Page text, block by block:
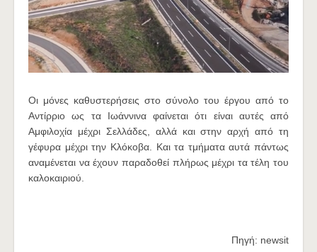
Οι μόνες καθυστερήσεις στο σύνολο του έργου από το
Αντίρριο ως τα Ιωάννινα φαίνεται ότι είναι αυτές από
Αμφιλοχία μέχρι Σελλάδες, αλλά και στην αρχή από τη
γέφυρα μέχρι την Κλόκοβα. Και τα τμήματα αυτά πάντως
αναμένεται να έχουν παραδοθεί πλήρως μέχρι τα τέλη του
καλοκαιριού.
Πηγή: newsit